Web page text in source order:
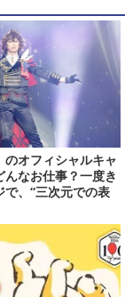
のオフィシャルキャ
んなお仕事？一度き
で、“三次元での表
けるキャスト陣の
タビュー】